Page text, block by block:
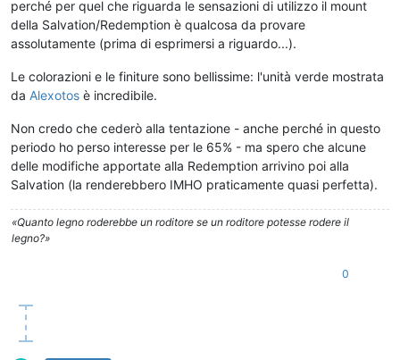
perché per quel che riguarda le sensazioni di utilizzo il mount
della Salvation/Redemption è qualcosa da provare
assolutamente (prima di esprimersi a riguardo...).
Le colorazioni e le finiture sono bellissime: l'unità verde mostrata
da Alexotos è incredibile.
Non credo che cederò alla tentazione - anche perché in questo
periodo ho perso interesse per le 65% - ma spero che alcune
delle modifiche apportate alla Redemption arrivino poi alla
Salvation (la renderebbero IMHO praticamente quasi perfetta).
«Quanto legno roderebbe un roditore se un roditore potesse rodere il
legno?»
0